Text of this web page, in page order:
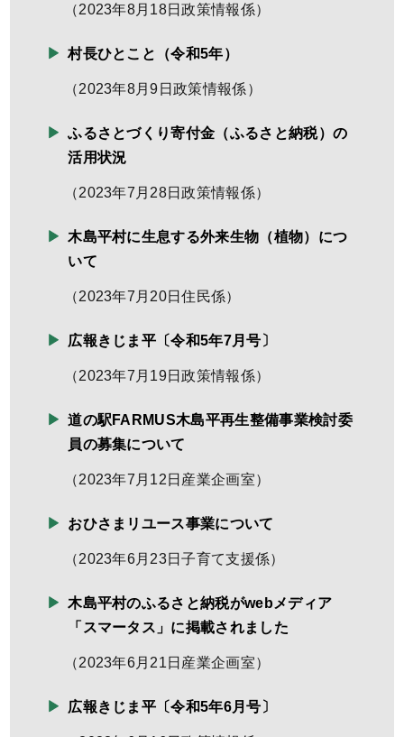
（2023年8月18日政策情報係）
村長ひとこと（令和5年）
（2023年8月9日政策情報係）
ふるさとづくり寄付金（ふるさと納税）の
活用状況
（2023年7月28日政策情報係）
木島平村に生息する外来生物（植物）につ
いて
（2023年7月20日住民係）
広報きじま平〔令和5年7月号〕
（2023年7月19日政策情報係）
道の駅FARMUS木島平再生整備事業検討委
員の募集について
（2023年7月12日 産業企画室）
おひさまリユース事業について
（2023年6月23日子育て支援係）
木島平村のふるさと納税がwebメディア
「スマータス」に掲載されました
（2023年6月21日 産業企画室）
広報きじま平〔令和5年6月号〕